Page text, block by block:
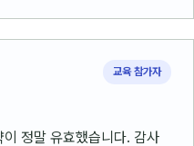
교육 참가자
정말 유효했습니다. 감사